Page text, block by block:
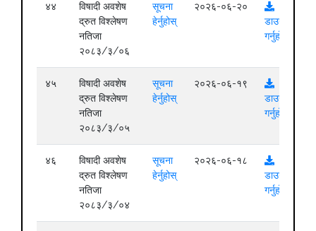
४४
विषादी अवशेष
द्रुत विश्लेषण
नतिजा
२०८३/३/०६
सूचना
हेर्नुहोस्
२०२६-०६-२०
डाउनलोड
गर्नुहोस्
४५
विषादी अवशेष
द्रुत विश्लेषण
नतिजा
२०८३/३/०५
सूचना
हेर्नुहोस्
२०२६-०६-१९
डाउनलोड
गर्नुहोस्
४६
विषादी अवशेष
द्रुत विश्लेषण
नतिजा
२०८३/३/०४
सूचना
हेर्नुहोस्
२०२६-०६-१८
डाउनलोड
गर्नुहोस्